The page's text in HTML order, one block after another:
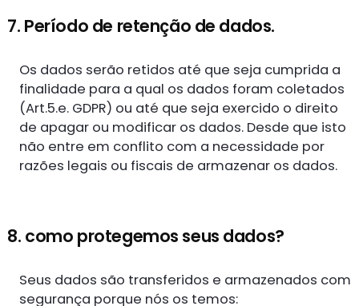
7. Período de retenção de dados.
Os dados serão retidos até que seja cumprida a
finalidade para a qual os dados foram coletados
(Art.5.e. GDPR) ou até que seja exercido o direito
de apagar ou modificar os dados. Desde que isto
não entre em conflito com a necessidade por
razões legais ou fiscais de armazenar os dados.
8. como protegemos seus dados?
Seus dados são transferidos e armazenados com
segurança porque nós os temos: